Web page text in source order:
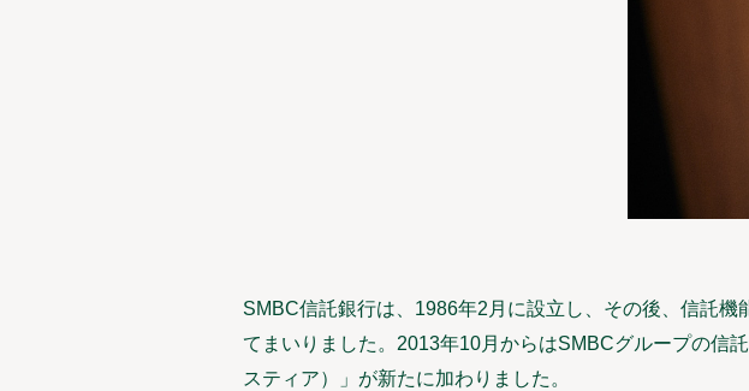
SMBC信託銀行は、1986年2月に設立し、その後、信託
てまいりました。2013年10月からはSMBCグループの信
スティア）」が新たに加わりました。